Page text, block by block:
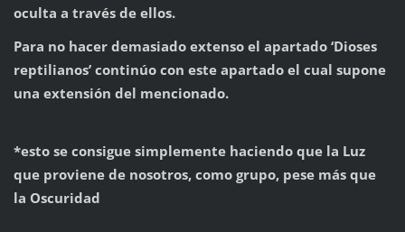
oculta a través de ellos.
Para no hacer demasiado extenso el apartado ‘Dioses
reptilianos’ continúo con este apartado el cual supone
una extensión del mencionado.
*esto se consigue simplemente haciendo que la Luz
que proviene de nosotros, como grupo, pese más que
la Oscuridad